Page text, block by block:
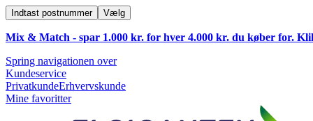
Indtast postnummer Vælg
Mix & Match - spar 1.000 kr. for hver 4.000 kr. du køber for.
Spring navigationen over
Kundeservice
PrivatkundeErhvervskunde
Mine favoritter